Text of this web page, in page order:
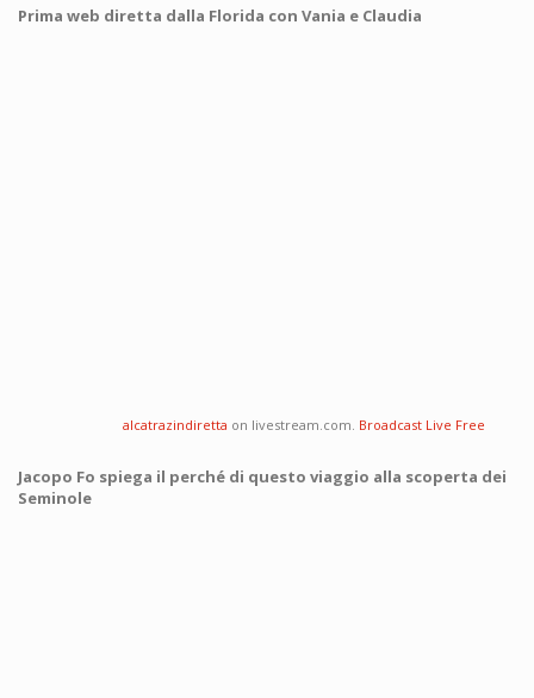
Prima web diretta dalla Florida con Vania e Claudia
alcatrazindiretta on livestream.com. Broadcast Live Free
Jacopo Fo spiega il perché di questo viaggio alla scoperta dei
Seminole